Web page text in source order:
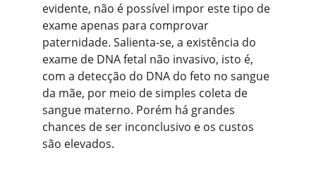
evidente, não é possível impor este tipo de
exame apenas para comprovar
paternidade. Salienta-se, a existência do
exame de DNA fetal não invasivo, isto é,
com a detecção do DNA do feto no sangue
da mãe, por meio de simples coleta de
sangue materno. Porém há grandes
chances de ser inconclusivo e os custos
são elevados.